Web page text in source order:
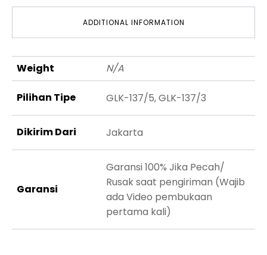
ADDITIONAL INFORMATION
Weight N/A
Pilihan Tipe GLK-137/5, GLK-137/3
Dikirim Dari Jakarta
Garansi
Garansi 100% Jika Pecah/
Rusak saat pengiriman (Wajib
ada Video pembukaan
pertama kali)